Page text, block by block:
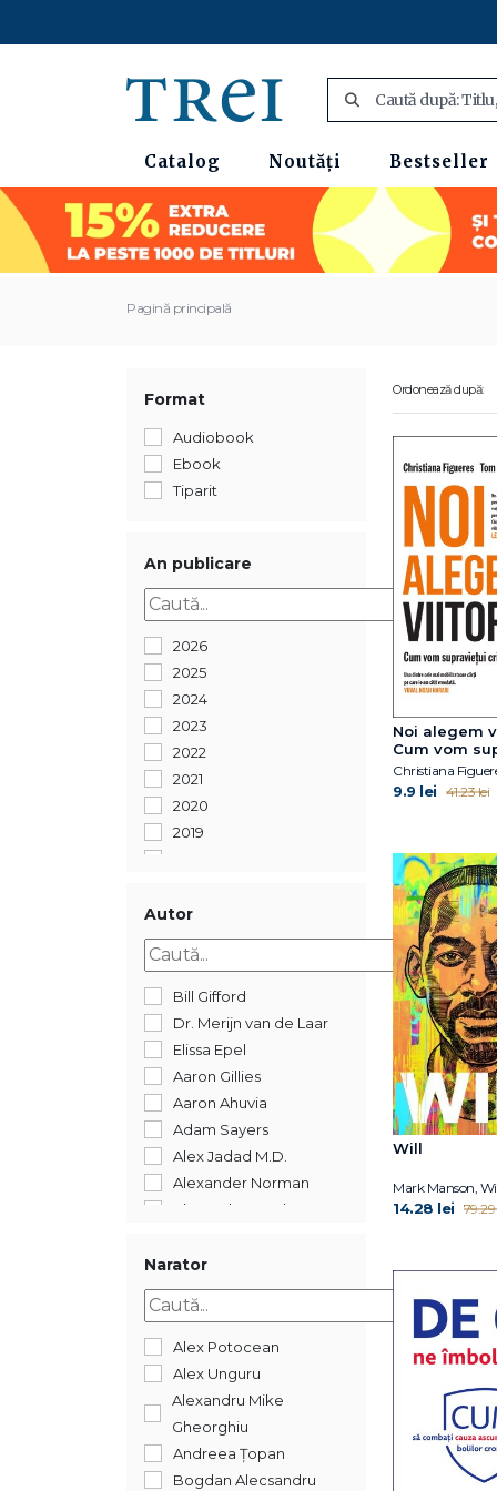
Catalog Noutăți Bestseller
Pagină principală
Format
Audiobook
Ebook
Tiparit
An publicare
2026
2025
2024
2023
2022
2021
2020
2019
2016
2015
2014
2013
2011
Autor
Bill Gifford
Dr. Merijn van de Laar
Elissa Epel
Aaron Gillies
Aaron Ahuvia
Adam Sayers
Alex Jadad M.D.
Alexander Norman
Alexander Loyd
McRAVEN
Amishi P. Jha
Anne Ornish
Arnold G. Nelson
Arnold
Schwarzanegger
Arthur C Brooks
Arthur C. Brooks
Arthur C. Brooks
Narator
Alex Potocean
Alex Unguru
Alexandru Mike
Gheorghiu
Andreea Țopan
Bogdan Alecsandru
Ordonează după:
Noi alegem
Cum vom
crizei
9.9 lei 41.23 lei
Will
Mark Manson,
14.28 lei 79.29